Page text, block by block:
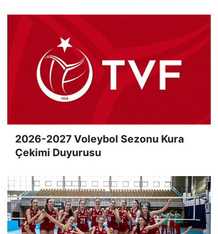
2026-2027 Voleybol Sezonu Kura
Çekimi Duyurusu